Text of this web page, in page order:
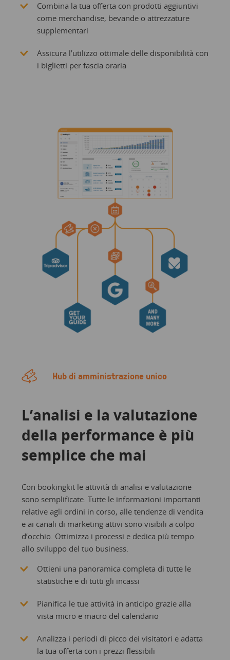
Combina la tua offerta con prodotti aggiuntivi
come merchandise, bevande o attrezzature
supplementari
Assicura l’utilizzo ottimale delle disponibilità con
i biglietti per fascia oraria
Hub di amministrazione unico
L’analisi e la valutazione
della performance è più
semplice che mai
Con bookingkit le attività di analisi e valutazione
sono semplificate. Tutte le informazioni importanti
relative agli ordini in corso, alle tendenze di vendita
e ai canali di marketing attivi sono visibili a colpo
d’occhio. Ottimizza i processi e dedica più tempo
allo sviluppo del tuo business.
Ottieni una panoramica completa di tutte le
statistiche e di tutti gli incassi
Pianifica le tue attività in anticipo grazie alla
vista micro e macro del calendario
Analizza i periodi di picco dei visitatori e adatta
la tua offerta con i prezzi flessibili